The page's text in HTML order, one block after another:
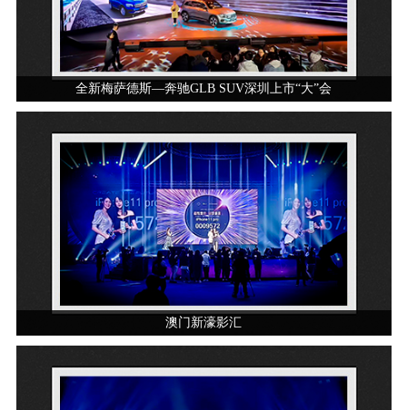
全新梅萨德斯—奔驰GLB SUV深圳上市“大”会
澳门新濠影汇